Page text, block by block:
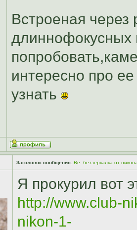
Встроеная через
интересно про
узнать
Заголовок сообщения: Re: беззеркалка от
Я прокурил вот
http://www.club-
nikon-1-